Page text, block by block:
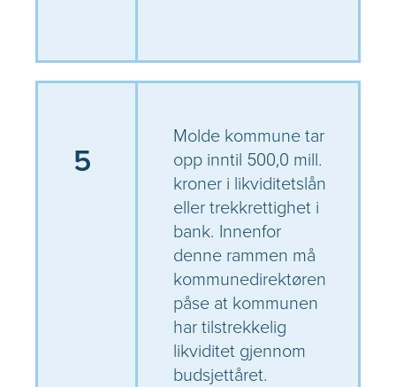
5
Molde kommune tar
opp inntil 500,0 mill.
kroner i likviditetslån
eller trekkrettighet i
bank. Innenfor
denne rammen må
kommunedirektøren
påse at kommunen
har tilstrekkelig
likviditet gjennom
budsjettåret.